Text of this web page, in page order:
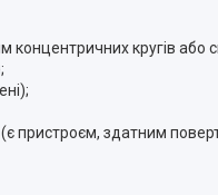
концентричних кругів
(є пристроєм, здатним